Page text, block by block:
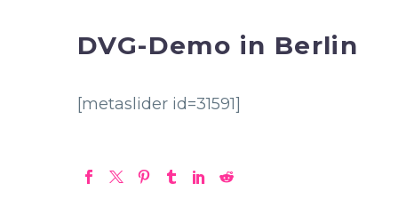
DVG-Demo in Berlin
[metaslider id=31591]